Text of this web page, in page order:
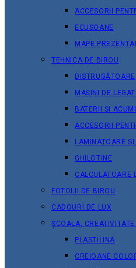
ACCESORII
ECUSOANE
MAPE
TEHNICA DE BIROU
DISTRUGĂTOARE
MAȘINI DE
BATERII ȘI
ACCESORII
LAMINATOARE
GHILOTINE
CALCULATOARE
FOTOLII DE BIROU
CADOURI DE LUX
ȘCOALA,
PLASTILINA
CREIOANE